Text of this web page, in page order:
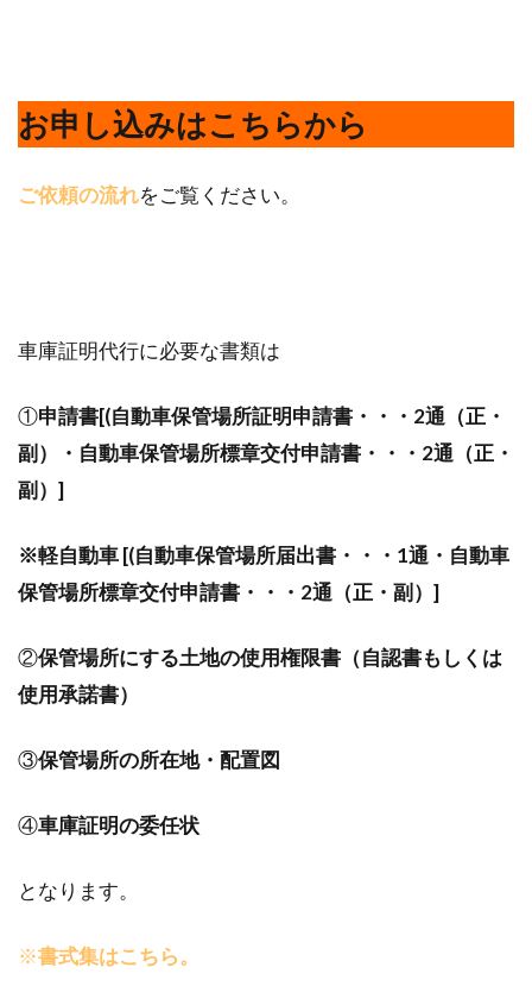
お申し込みはこちらから
ご依頼の流れをご覧ください。
車庫証明代行に必要な書類は
①申請書[(自動車保管場所証明申請書・・・2通（正・
副）・自動車保管場所標章交付申請書・・・2通（正・
副）]
※軽自動車[(自動車保管場所届出書・・・1通・自動車
保管場所標章交付申請書・・・2通（正・副）]
②保管場所にする土地の使用権限書（自認書もしくは
使用承諾書）
③保管場所の所在地・配置図
④車庫証明の委任状
となります。
※書式集はこちら。